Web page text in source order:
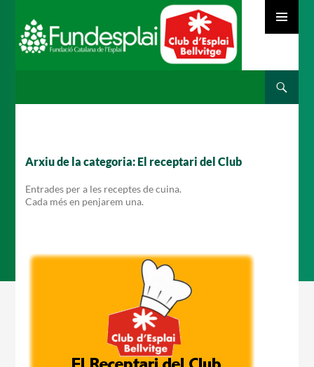
Arxiu de la categoria: El receptari del Club
Entrades per a les receptes de cuina.
Cada més en penjarem una.
MÓN ESCOLAR
FORMACIÓ
CASES DE COLÒNIES